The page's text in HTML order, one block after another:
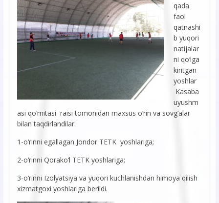
qada
faol
qatnashi
b yuqori
natijalar
ni qo‘lga
kiritgan
yoshlar
Kasaba
uyushm
asi qo‘mitasi raisi tomonidan maxsus o‘rin va sovg‘alar
bilan taqdirlandilar:
1-o‘rinni egallagan Jondor TETK yoshlariga;
2-o‘rinni Qorako‘l TETK yoshlariga;
3-o‘rinni Izolyatsiya va yuqori kuchlanishdan himoya qilish
xizmatgoxi yoshlariga berildi.